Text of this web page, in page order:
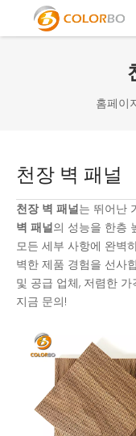
홈페이
천장 벽 패널
천장 벽 패널는 뛰어난
벽 패널의 성능을 한층
모든 세부 사항에 완벽
벽한 제품 경험을 선사
및 공급 업체, 저렴한 가
지금 문의!